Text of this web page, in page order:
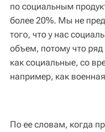
по социальным
более 20%. Мы не
того, что у нас
объем, потому что
как социальные, со
например, как
По ее словам, когда